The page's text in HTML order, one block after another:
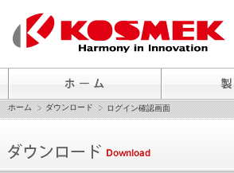
ホーム ダウンロード ログイン確認画面